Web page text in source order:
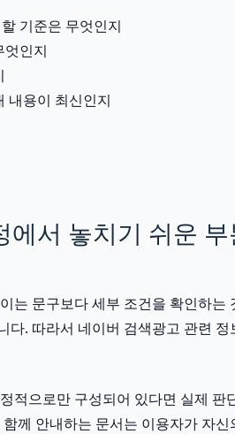
기준은 무엇인지
엇인지
내용이 최신인지
서 놓치기 쉬운 부
는 문구보다 세부 조건을 확인하
다. 따라서 네이버 검색광고 관련
적으로만 구성되어 있다면 실제
께 안내하는 문서는 이용자가 자